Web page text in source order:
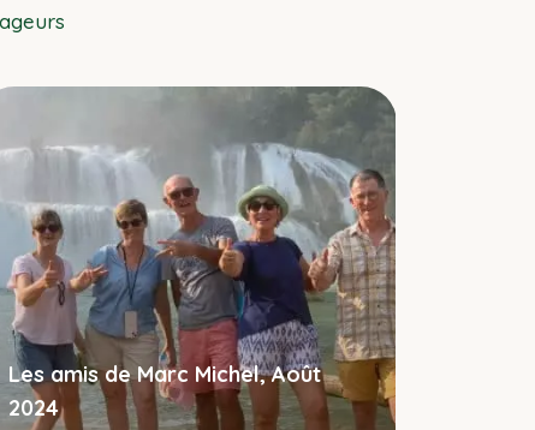
Les amis de Marc Michel, Août
2024